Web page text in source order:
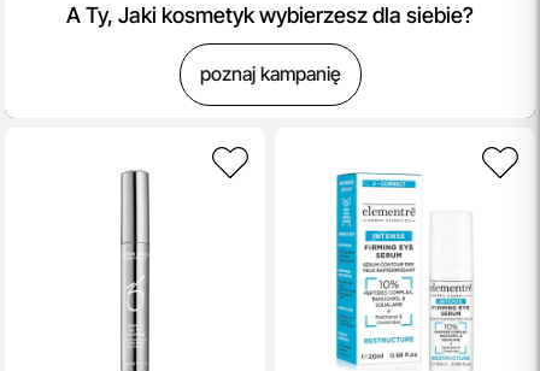
A Ty, Jaki kosmetyk wybierzesz dla siebie?
poznaj kampanię